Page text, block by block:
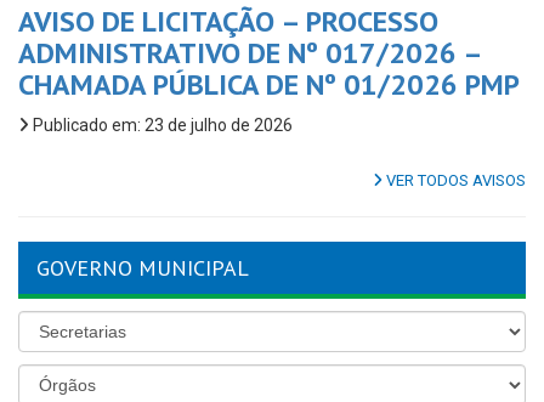
AVISO DE LICITAÇÃO – PROCESSO
ADMINISTRATIVO DE Nº 017/2026 –
CHAMADA PÚBLICA DE Nº 01/2026 PMP
Publicado em: 23 de julho de 2026
VER TODOS AVISOS
GOVERNO MUNICIPAL